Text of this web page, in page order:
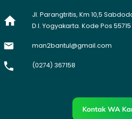
Jl. Parangtritis, Km 10,5
D.I. Yogyakarta. Kode Pos 55715
man2bantul@gmail.com
(0274) 367158